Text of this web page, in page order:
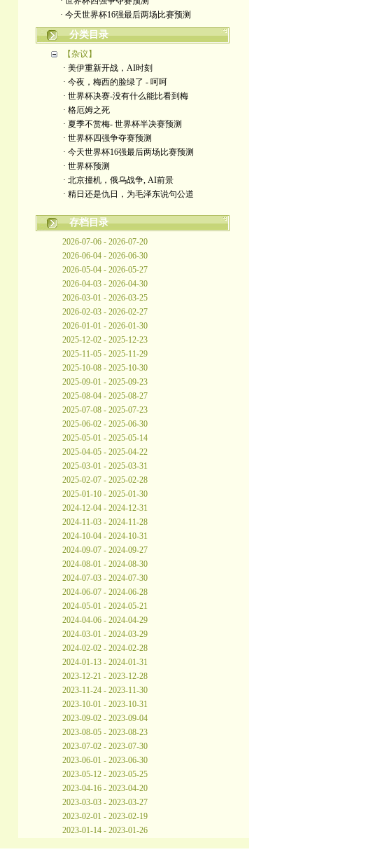
· 今天世界杯16强最后两场比赛预测
分类目录
【杂议】
· 美伊重新开战，AI时刻
· 今夜，梅西的脸绿了 - 呵呵
· 世界杯决赛-没有什么能比看到梅
· 格厄姆之死
· 夏季不赏梅- 世界杯半决赛预测
· 世界杯四强争夺赛预测
· 今天世界杯16强最后两场比赛预测
· 世界杯预测
· 北京撞机，俄乌战争, AI前景
· 精日还是仇日，为毛泽东说句公道
存档目录
2026-07-06 - 2026-07-20
2026-06-04 - 2026-06-30
2026-05-04 - 2026-05-27
2026-04-03 - 2026-04-30
2026-03-01 - 2026-03-25
2026-02-03 - 2026-02-27
2026-01-01 - 2026-01-30
2025-12-02 - 2025-12-23
2025-11-05 - 2025-11-29
2025-10-08 - 2025-10-30
2025-09-01 - 2025-09-23
2025-08-04 - 2025-08-27
2025-07-08 - 2025-07-23
2025-06-02 - 2025-06-30
2025-05-01 - 2025-05-14
2025-04-05 - 2025-04-22
2025-03-01 - 2025-03-31
2025-02-07 - 2025-02-28
2025-01-10 - 2025-01-30
2024-12-04 - 2024-12-31
2024-11-03 - 2024-11-28
2024-10-04 - 2024-10-31
2024-09-07 - 2024-09-27
2024-08-01 - 2024-08-30
2024-07-03 - 2024-07-30
2024-06-07 - 2024-06-28
2024-05-01 - 2024-05-21
2024-04-06 - 2024-04-29
2024-03-01 - 2024-03-29
2024-02-02 - 2024-02-28
2024-01-13 - 2024-01-31
2023-12-21 - 2023-12-28
2023-11-24 - 2023-11-30
2023-10-01 - 2023-10-31
2023-09-02 - 2023-09-04
2023-08-05 - 2023-08-23
2023-07-02 - 2023-07-30
2023-06-01 - 2023-06-30
2023-05-12 - 2023-05-25
2023-04-16 - 2023-04-20
2023-03-03 - 2023-03-27
2023-02-01 - 2023-02-19
2023-01-14 - 2023-01-26